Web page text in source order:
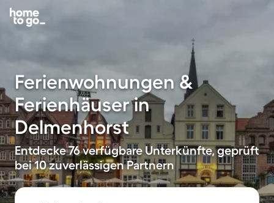
Ferienwohnungen &
Ferienhäuser in
Delmenhorst
Entdecke 76 verfügbare Unterkünfte, geprüft
bei 10 zuverlässigen Partnern